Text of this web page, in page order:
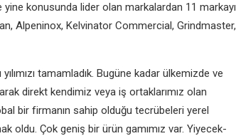
konusunda lider olan markalardan 11 markayı
Alpeninox, Kelvinator Commercial, Grindmaster,
yılımızı tamamladık. Bugüne kadar ülkemizde ve
direkt kendimiz veya iş ortaklarımız olan
bir firmanın sahip olduğu tecrübeleri yerel
oldu. Çok geniş bir ürün gamımız var. Yiyecek-